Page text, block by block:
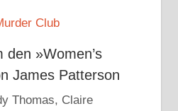
den »Women’s
James Patterson
Thomas, Claire